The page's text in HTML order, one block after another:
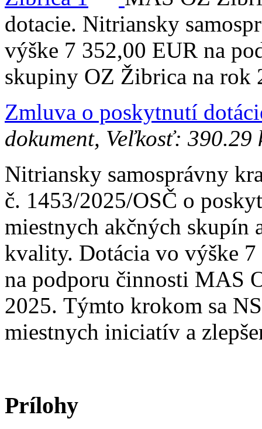
dotacie. Nitriansky
výške 7 352,00 EUR na
skupiny OZ Žibrica na rok
Zmluva o poskytnutí
dokument, Veľkosť: 390.29
Nitriansky samosprávny
č. 1453/2025/OSČ o
miestnych akčných skupín
kvality. Dotácia vo výške
na podporu činnosti MAS
2025. Týmto krokom sa
miestnych iniciatív a
Prílohy